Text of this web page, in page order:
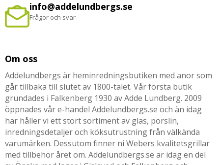
info@addelundbergs.se
Frågor och svar
Om oss
Addelundbergs är heminredningsbutiken med anor som
går tillbaka till slutet av 1800-talet. Vår första butik
grundades i Falkenberg 1930 av Adde Lundberg. 2009
öppnades vår e-handel Addelundbergs.se och än idag
har håller vi ett stort sortiment av glas, porslin,
inredningsdetaljer och köksutrustning från välkända
varumärken. Dessutom finner ni Webers kvalitetsgrillar
med tillbehör året om. Addelundbergs.se är idag en del